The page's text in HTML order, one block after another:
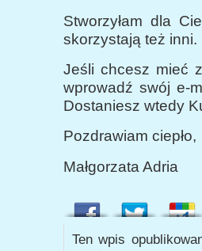
Stworzyłam dla
skorzystają też inni.
Jeśli chcesz mieć
wprowadź swój e-
Dostaniesz wtedy
Pozdrawiam ciepło,
Małgorzata Adria
Ten wpis